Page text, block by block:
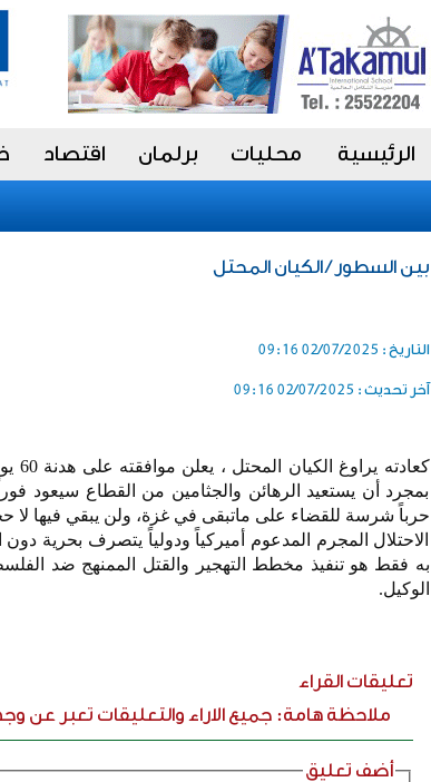
الرئيسية محليات برلمان اقتصاد
بين السطور / الكيان المحتل
التاريخ : 02/07/2025 09:16
آخر تحديث : 02/07/2025 09:16
بمجرد أن يستعيد الرهائن والجثامين من القطاع سيعود
حرباً شرسة للقضاء على ماتبقى في غزة، ولن يبقي فيها لا
الاحتلال المجرم المدعوم أميركياً ودولياً يتصرف بحرية
به فقط هو تنفيذ مخطط التهجير والقتل الممنهج ضد
الوكيل.
تعليقات القراء
ملاحظة هامة: جميع الاراء والتعليقات تعبر عن
أضف تعليق